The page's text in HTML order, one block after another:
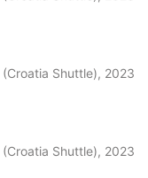
果旅客用谷歌地图跟
航而感到非常不安。
Shuttle), 2023
Shuttle), 2023